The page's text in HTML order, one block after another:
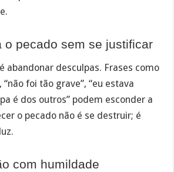
o pecado sem se justificar
abandonar desculpas. Frases como
foi tão grave”, “eu estava
é dos outros” podem esconder a
o pecado não é se destruir; é
com humildade